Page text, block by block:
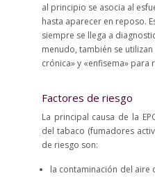
al principio se asocia al
hasta aparecer en reposo.
siempre se llega a
menudo, también se
crónica» y «enfisema» para
Factores de riesgo
La principal causa de la
del tabaco (fumadores
de riesgo son:
la contaminación del